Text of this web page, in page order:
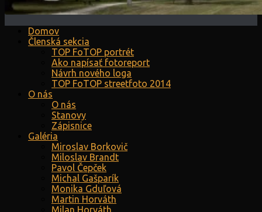
Domov
Členská sekcia
TOP FoTOP portrét
Ako napísať fotoreport
Návrh nového loga
TOP FoTOP streetfoto 2014
O nás
O nás
Stanovy
Zápisnice
Galéria
Miroslav Borkovič
Miloslav Brandt
Pavol Čepček
Michal Gašparík
Monika Gduľová
Martin Horváth
Milan Horváth